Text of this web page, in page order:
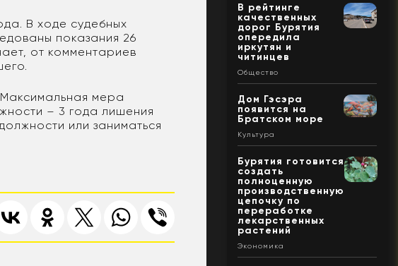
В ходе судебных
показания 26
от комментариев
мера
– 3 года лишения
или заниматься
В рейтинге
качественных
дорог Бурятия
опередила
иркутян и
читинцев
Общество
Дом Гэсэра
появится на
Братском море
Культура
Бурятия готовится
создать
полноценную
производственную
цепочку по
переработке
лекарственных
растений
Экономика